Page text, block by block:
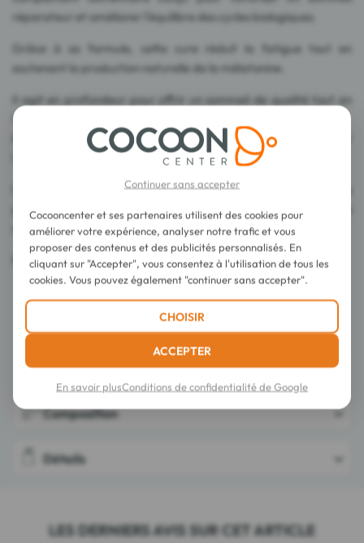
réparateur et améliorer l'équilibre des cycles biologiques.
Grâce à sa formule, cette cure réduit la fatigue tout en
soutenant la production naturelle de la mélatonine.
Il agit en profondeur pour offrir un sommeil de qualité tout en
favorisant un réveil en pleine forme.
Elle contribue à réduire l'impact de la fatigue et du stress sur
De plus, sa formulation avancée permet de soutenir la
production naturelle de mélatonine, l'hormone essentielle à la
régulation du sommeil.
Fabriqué en France.
Conseils d'utilisation
Composition
Détails
LES DERNIERS AVIS SUR CET ARTICLE
Continuer sans accepter
Cocooncenter et ses partenaires utilisent des cookies pour
améliorer votre expérience, analyser notre trafic et vous
proposer des contenus et des publicités personnalisés. En
cliquant sur "Accepter", vous consentez à l'utilisation de tous les
cookies. Vous pouvez également "continuer sans accepter".
CHOISIR
ACCEPTER
En savoir plusConditions de confidentialité de Google